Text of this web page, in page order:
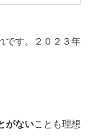
です。２０２３年
がないことも理想